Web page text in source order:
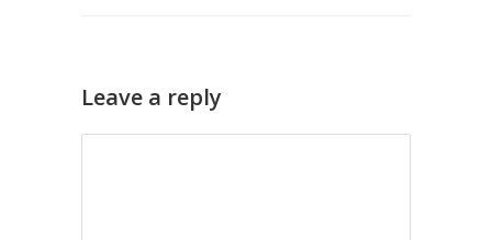
Leave a reply